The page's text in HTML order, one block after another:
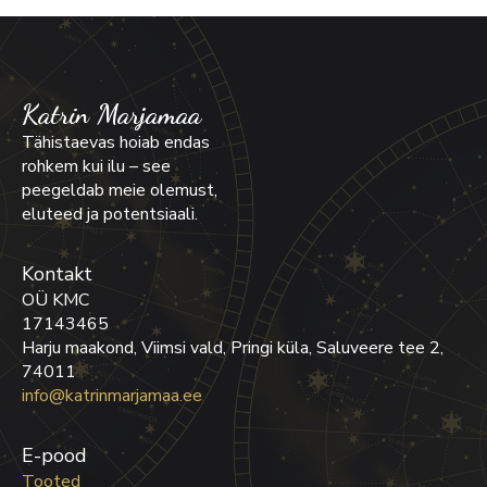
Katrin Marjamaa
Tähistaevas hoiab endas
rohkem kui ilu – see
peegeldab meie olemust,
eluteed ja potentsiaali.
Kontakt
OÜ KMC
17143465
Harju maakond, Viimsi vald, Pringi küla, Saluveere tee 2,
74011
info@katrinmarjamaa.ee
E-pood
Tooted